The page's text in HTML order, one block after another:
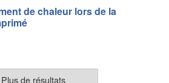
de chaleur lors de la
Plus de résultats